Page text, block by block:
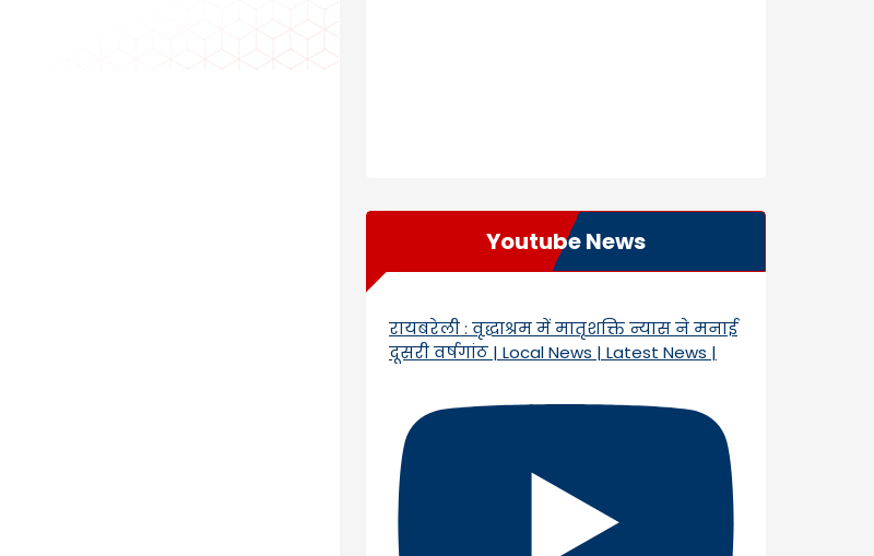
Youtube News
रायबरेली : वृद्धाश्रम में मातृशक्ति न्यास ने मनाई
दूसरी वर्षगांठ | Local News | Latest News |